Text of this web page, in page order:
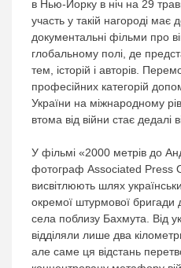
в Нью-Йорку в ніч на 29
участь у такій нагороді має
документальні фільми про
глобальному полі, де
тем, історій і авторів.
професійних категорій
України на міжнародному
втома від війни стає дедалі
У фільмі «2000 метрів до
фотограф Associated Press
висвітлюють шлях
окремої штурмової бригади
села поблизу Бахмута. Від
відділяли лише два
але саме ця відстань